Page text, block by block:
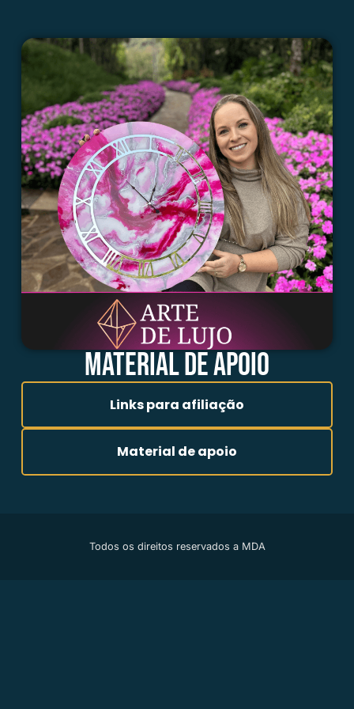
MATERIAL DE APOIO
Links para afiliação
Material de apoio
Todos os direitos reservados a MDA